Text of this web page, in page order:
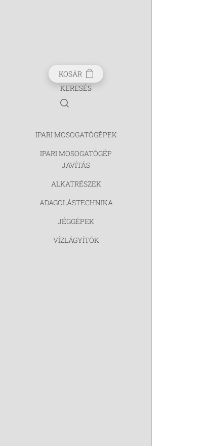
KOSÁR
KERESÉS
IPARI MOSOGATÓGÉPEK
IPARI MOSOGATÓGÉP
JAVÍTÁS
ALKATRÉSZEK
ADAGOLÁSTECHNIKA
JÉGGÉPEK
VÍZLÁGYÍTÓK